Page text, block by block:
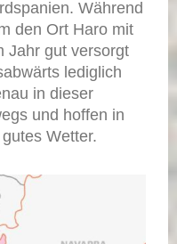
Während
den Ort Haro mit
Jahr gut versorgt
lediglich
in dieser
und hoffen in
Wetter.